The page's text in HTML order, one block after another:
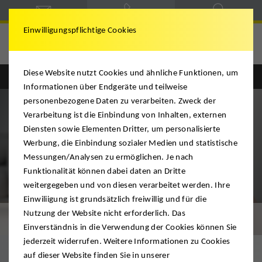
Digitale Besichtigung
Einwilligungspflichtige Cookies
Diese Website nutzt Cookies und ähnliche Funktionen, um
Informationen über Endgeräte und teilweise
personenbezogene Daten zu verarbeiten. Zweck der
Verarbeitung ist die Einbindung von Inhalten, externen
Diensten sowie Elementen Dritter, um personalisierte
Werbung, die Einbindung sozialer Medien und statistische
Messungen/Analysen zu ermöglichen. Je nach
Funktionalität können dabei daten an Dritte
weitergegeben und von diesen verarbeitet werden. Ihre
Einwiliigung ist grundsätzlich freiwillig und für die
Nutzung der Website nicht erforderlich. Das
Einverständnis in die Verwendung der Cookies können Sie
jederzeit widerrufen. Weitere Informationen zu Cookies
auf dieser Website finden Sie in unserer